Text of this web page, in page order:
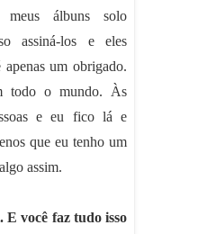
álbuns solo
assiná-los e eles
um obrigado.
todo o mundo. Às
e eu fico lá e
que eu tenho um
assim.
E você faz tudo isso